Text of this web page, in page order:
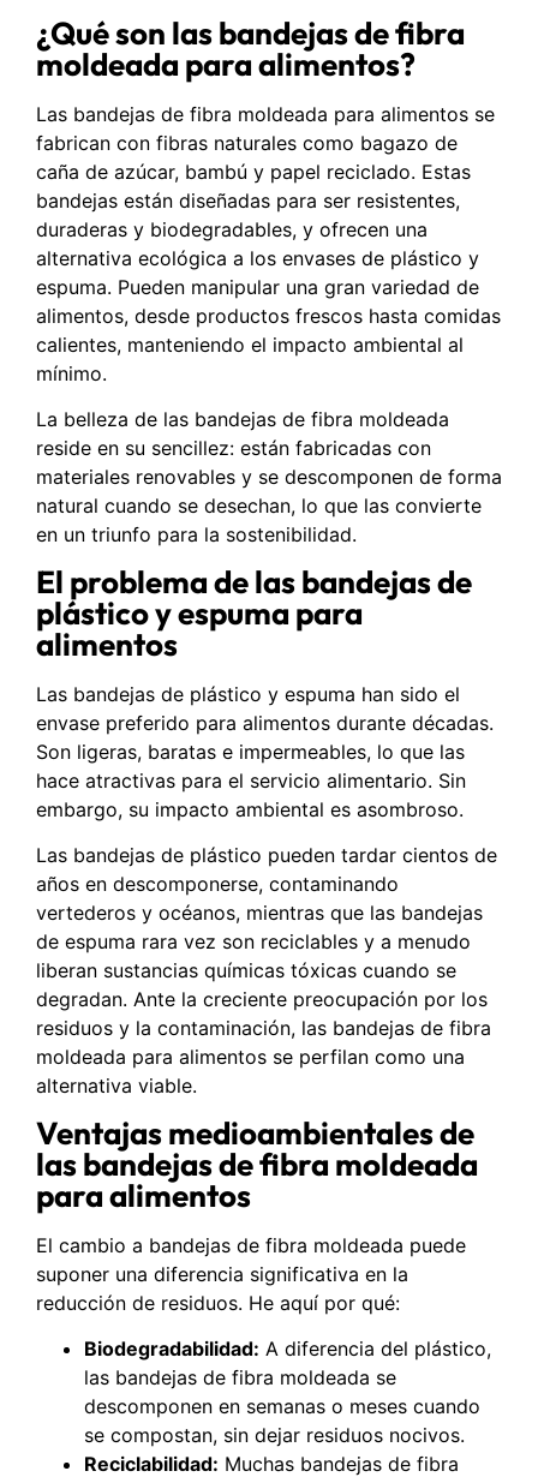
¿Qué son las bandejas de fibra
moldeada para alimentos?
Las bandejas de fibra moldeada para alimentos se
fabrican con fibras naturales como bagazo de
caña de azúcar, bambú y papel reciclado. Estas
bandejas están diseñadas para ser resistentes,
duraderas y biodegradables, y ofrecen una
alternativa ecológica a los envases de plástico y
espuma. Pueden manipular una gran variedad de
alimentos, desde productos frescos hasta comidas
calientes, manteniendo el impacto ambiental al
mínimo.
La belleza de las bandejas de fibra moldeada
reside en su sencillez: están fabricadas con
materiales renovables y se descomponen de forma
natural cuando se desechan, lo que las convierte
en un triunfo para la sostenibilidad.
El problema de las bandejas de
plástico y espuma para
alimentos
Las bandejas de plástico y espuma han sido el
envase preferido para alimentos durante décadas.
Son ligeras, baratas e impermeables, lo que las
hace atractivas para el servicio alimentario. Sin
embargo, su impacto ambiental es asombroso.
Las bandejas de plástico pueden tardar cientos de
años en descomponerse, contaminando
vertederos y océanos, mientras que las bandejas
de espuma rara vez son reciclables y a menudo
liberan sustancias químicas tóxicas cuando se
degradan. Ante la creciente preocupación por los
residuos y la contaminación, las bandejas de fibra
moldeada para alimentos se perfilan como una
alternativa viable.
Ventajas medioambientales de
las bandejas de fibra moldeada
para alimentos
El cambio a bandejas de fibra moldeada puede
suponer una diferencia significativa en la
reducción de residuos. He aquí por qué:
Biodegradabilidad: A diferencia del plástico,
las bandejas de fibra moldeada se
descomponen en semanas o meses cuando
se compostan, sin dejar residuos nocivos.
Reciclabilidad: Muchas bandejas de fibra